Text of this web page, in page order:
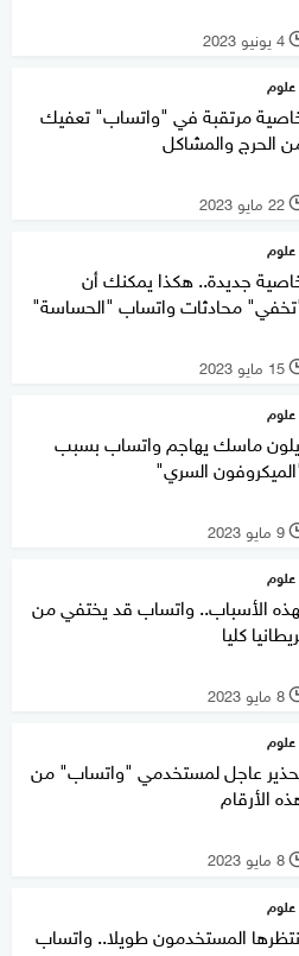
4 يونيو 2023
علوم
مرتقبة في "واتساب" تعفيك
الحرج والمشاكل
22 مايو 2023
علوم
جديدة.. هكذا يمكنك أن
محادثات واتساب "الحساسة"
15 مايو 2023
علوم
ماسك يهاجم واتساب بسبب
السري"
9 مايو 2023
علوم
الأسباب.. واتساب قد يختفي من
كليا
8 مايو 2023
علوم
عاجل لمستخدمي "واتساب" من
الأرقام
8 مايو 2023
علوم
المستخدمون طويلا.. واتساب